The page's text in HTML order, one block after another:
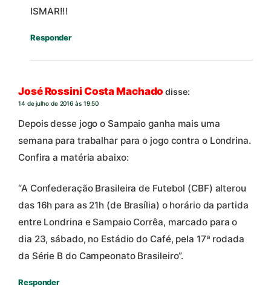
ISMAR!!!
Responder
José Rossini Costa Machado disse:
14 de julho de 2016 às 19:50
Depois desse jogo o Sampaio ganha mais uma
semana para trabalhar para o jogo contra o Londrina.
Confira a matéria abaixo:
“A Confederação Brasileira de Futebol (CBF) alterou
das 16h para as 21h (de Brasília) o horário da partida
entre Londrina e Sampaio Corrêa, marcado para o
dia 23, sábado, no Estádio do Café, pela 17ª rodada
da Série B do Campeonato Brasileiro”.
Responder